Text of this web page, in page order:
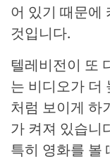
어 있기 때문에
것입니다.
텔레비전이 또
는 비디오가 더
처럼 보이게 하
가 켜져 있습니
특히 영화를 볼